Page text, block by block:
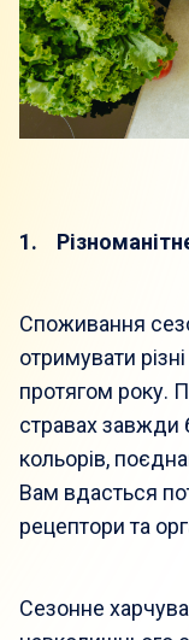
1.
Споживання
отримувати
протягом року.
стравах завжди
кольорів,
Вам вдасться
рецептори та
Сезонне